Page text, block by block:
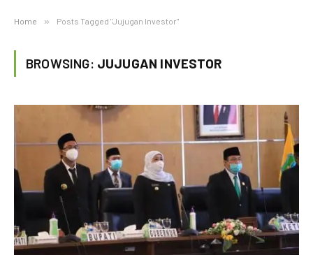
Home » Posts Tagged "Jujugan Investor"
BROWSING: JUJUGAN INVESTOR